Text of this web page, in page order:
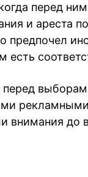
перед
и ареста
предпочел
есть
внимания до